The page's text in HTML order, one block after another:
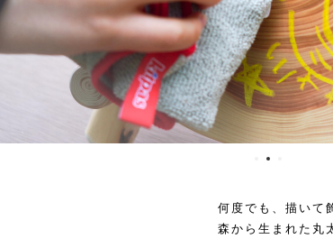
何度でも、描いて
森から生まれた丸